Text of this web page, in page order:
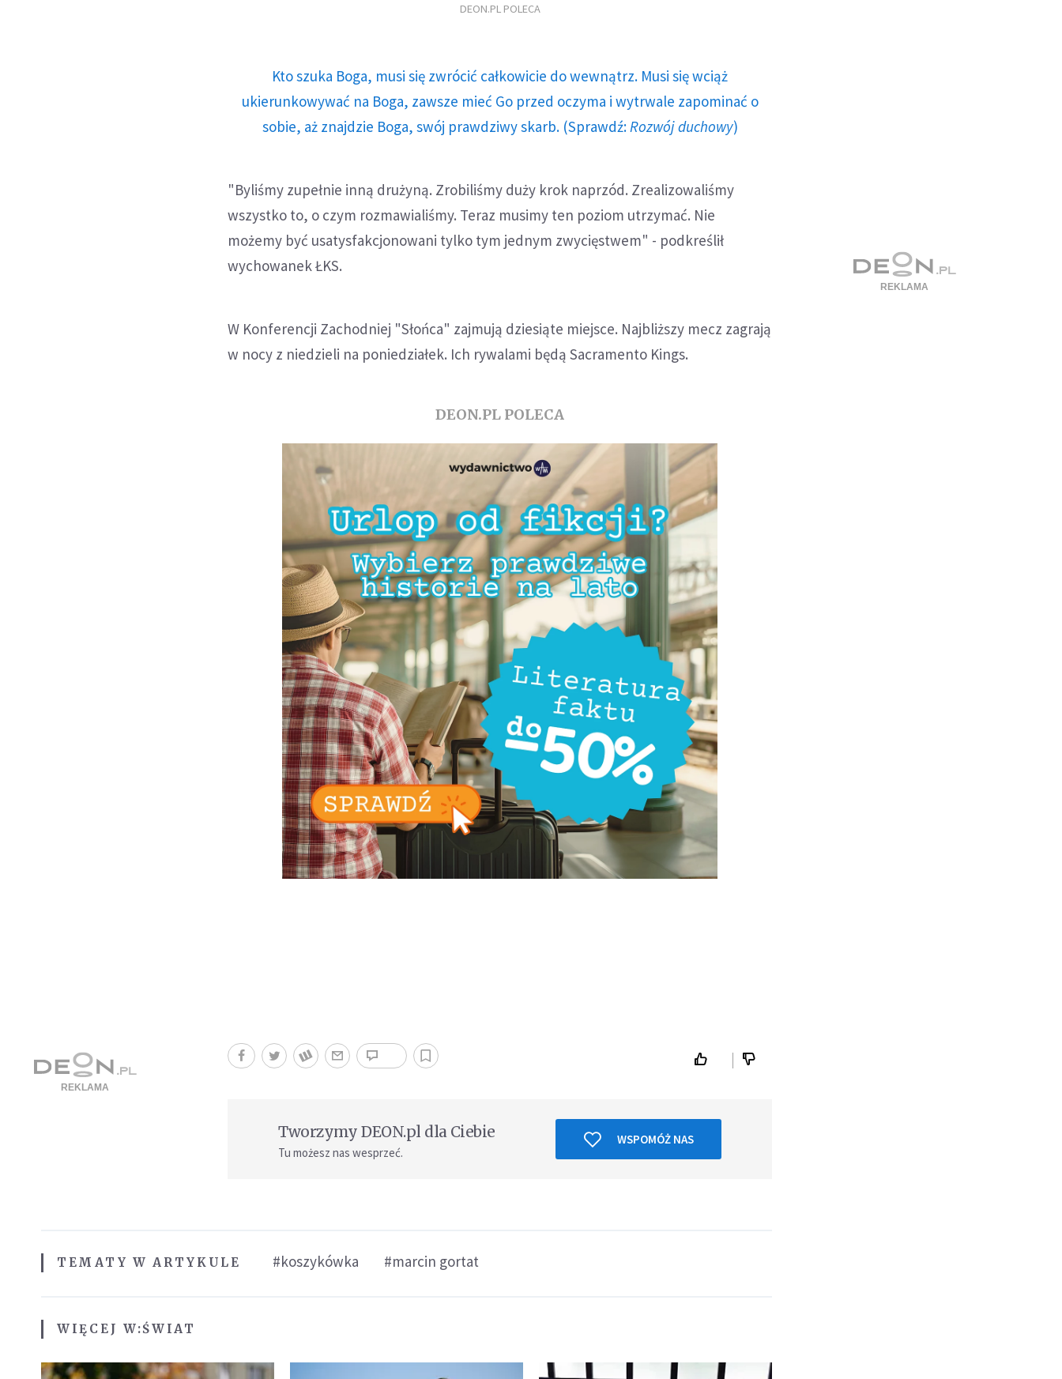
DEON.PL POLECA
Kto szuka Boga, musi się zwrócić całkowicie do wewnątrz. Musi się wciąż
ukierunkowywać na Boga, zawsze mieć Go przed oczyma i wytrwale zapominać o
sobie, aż znajdzie Boga, swój prawdziwy skarb. (Sprawdź:Rozwój duchowy)
"Byliśmy zupełnie inną drużyną. Zrobiliśmy duży krok naprzód. Zrealizowaliśmy
wszystko to, o czym rozmawialiśmy. Teraz musimy ten poziom utrzymać. Nie
możemy być usatysfakcjonowani tylko tym jednym zwycięstwem" - podkreślił
wychowanek ŁKS.
W Konferencji Zachodniej "Słońca" zajmują dziesiąte miejsce. Najbliższy mecz zagrają
w nocy z niedzieli na poniedziałek. Ich rywalami będą Sacramento Kings.
DEON.PL POLECA
Tworzymy DEON.pl dla Ciebie
Tu możesz nas wesprzeć.
WSPOMÓŻ NAS
TEMATY W ARTYKULE #koszykówka #marcin gortat
WIĘCEJ W:ŚWIAT